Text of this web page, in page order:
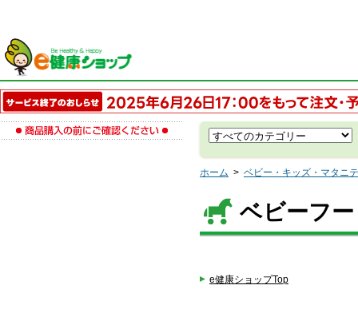
ホーム > ベビー・キッズ・マタニ
ベビーフ
e健康ショップTop